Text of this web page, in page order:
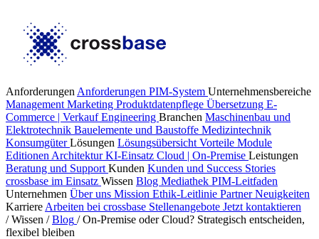
Anforderungen Anforderungen PIM-System Unternehmensbereiche
Management Marketing Produktdatenpflege Übersetzung E-
Commerce | VerkaufEngineering Branchen Maschinenbau und
Elektrotechnik Bauelemente und Baustoffe Medizintechnik
KonsumgüterLösungen Lösungsübersicht Vorteile Module
Editionen ArchitekturKI-Einsatz Cloud | On-Premise Leistungen
Beratung und Support Kunden Kunden und Success Stories
crossbase im Einsatz Wissen Blog Mediathek PIM-Leitfaden
Unternehmen Über uns Mission Ethik-Leitlinie PartnerNeuigkeiten
Karriere Arbeiten bei crossbase Stellenangebote Jetzt kontaktieren
/ Wissen / Blog / On-Premise oder Cloud? Strategisch entscheiden,
flexibel bleiben